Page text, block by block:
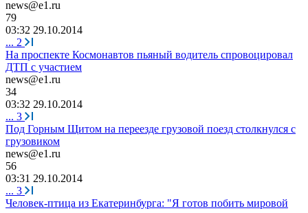
news@e1.ru
79
03:32 29.10.2014
... 2
На проспекте Космонавтов пьяный водитель спровоцировал
ДТП с участием
news@e1.ru
34
03:32 29.10.2014
... 3
Под Горным Щитом на переезде грузовой поезд столкнулся с
грузовиком
news@e1.ru
56
03:31 29.10.2014
... 3
Человек-птица из Екатеринбурга: "Я готов побить мировой